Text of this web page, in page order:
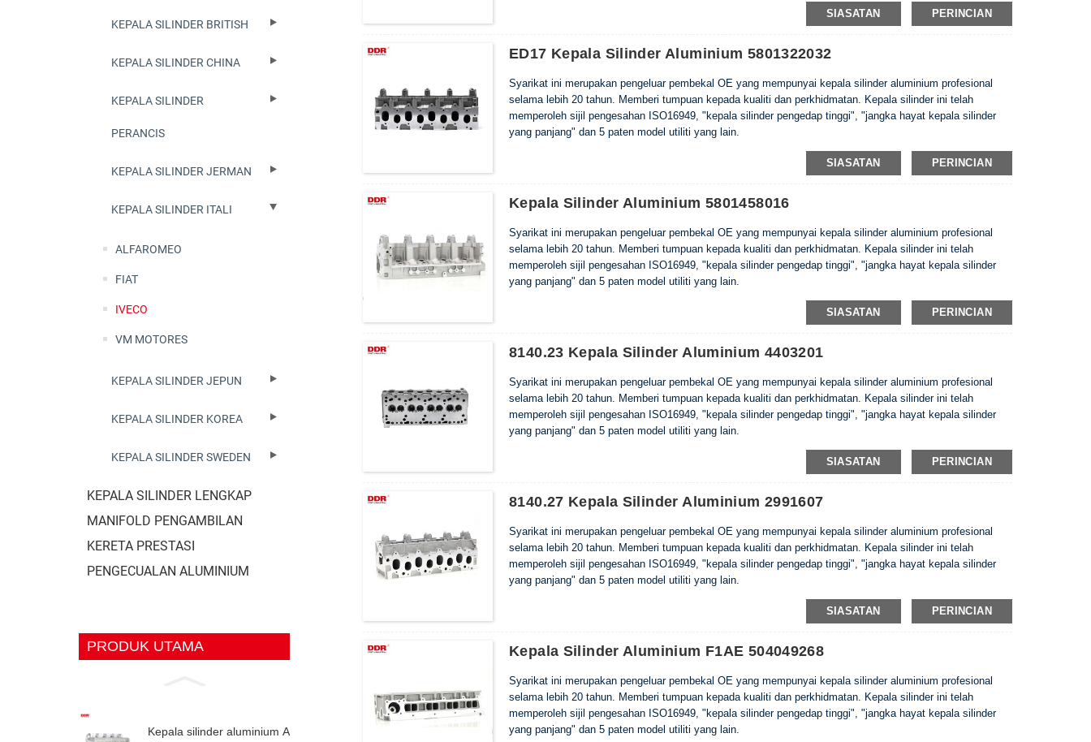
KEPALA SILINDER BRITISH
KEPALA SILINDER CHINA
KEPALA SILINDER
PERANCIS
KEPALA SILINDER JERMAN
KEPALA SILINDER ITALI
ALFAROMEO
FIAT
IVECO
VM MOTORES
KEPALA SILINDER JEPUN
KEPALA SILINDER KOREA
KEPALA SILINDER SWEDEN
KEPALA SILINDER LENGKAP
MANIFOLD PENGAMBILAN
KERETA PRESTASI
PENGECUALAN ALUMINIUM
PRODUK UTAMA
Kepala silinder aluminium A
SIASATAN PERINCIAN
ED17 Kepala Silinder Aluminium 5801322032
Syarikat ini merupakan pengeluar pembekal OE yang mempunyai kepala silinder aluminium profesional
selama lebih 20 tahun. Memberi tumpuan kepada kualiti dan perkhidmatan. Kepala silinder ini telah
memperoleh sijil pengesahan ISO16949, "kepala silinder pengedap tinggi", "jangka hayat kepala silinder
yang panjang" dan 5 paten model utiliti yang lain.
SIASATAN PERINCIAN
Kepala Silinder Aluminium 5801458016
Syarikat ini merupakan pengeluar pembekal OE yang mempunyai kepala silinder aluminium profesional
selama lebih 20 tahun. Memberi tumpuan kepada kualiti dan perkhidmatan. Kepala silinder ini telah
memperoleh sijil pengesahan ISO16949, "kepala silinder pengedap tinggi", "jangka hayat kepala silinder
yang panjang" dan 5 paten model utiliti yang lain.
SIASATAN PERINCIAN
8140.23 Kepala Silinder Aluminium 4403201
Syarikat ini merupakan pengeluar pembekal OE yang mempunyai kepala silinder aluminium profesional
selama lebih 20 tahun. Memberi tumpuan kepada kualiti dan perkhidmatan. Kepala silinder ini telah
memperoleh sijil pengesahan ISO16949, "kepala silinder pengedap tinggi", "jangka hayat kepala silinder
yang panjang" dan 5 paten model utiliti yang lain.
SIASATAN PERINCIAN
8140.27 Kepala Silinder Aluminium 2991607
Syarikat ini merupakan pengeluar pembekal OE yang mempunyai kepala silinder aluminium profesional
selama lebih 20 tahun. Memberi tumpuan kepada kualiti dan perkhidmatan. Kepala silinder ini telah
memperoleh sijil pengesahan ISO16949, "kepala silinder pengedap tinggi", "jangka hayat kepala silinder
yang panjang" dan 5 paten model utiliti yang lain.
SIASATAN PERINCIAN
Kepala Silinder Aluminium F1AE 504049268
Syarikat ini merupakan pengeluar pembekal OE yang mempunyai kepala silinder aluminium profesional
selama lebih 20 tahun. Memberi tumpuan kepada kualiti dan perkhidmatan. Kepala silinder ini telah
memperoleh sijil pengesahan ISO16949, "kepala silinder pengedap tinggi", "jangka hayat kepala silinder
yang panjang" dan 5 paten model utiliti yang lain.